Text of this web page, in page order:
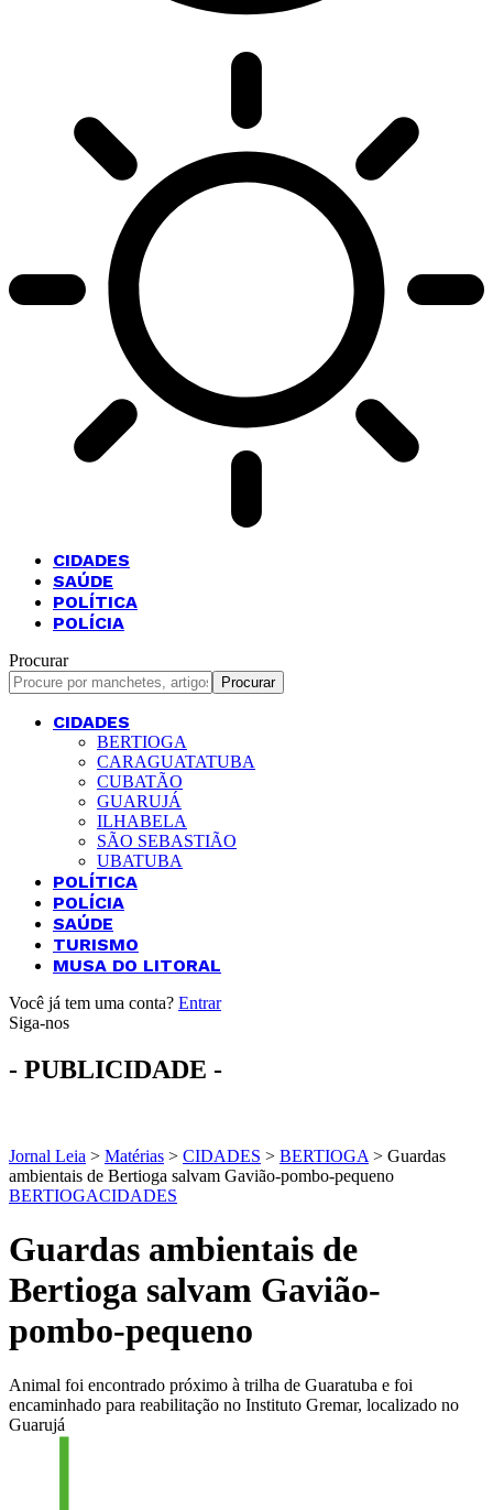
CIDADES
SAÚDE
POLÍTICA
POLÍCIA
Procurar
CIDADES
BERTIOGA
CARAGUATATUBA
CUBATÃO
GUARUJÁ
ILHABELA
SÃO SEBASTIÃO
UBATUBA
POLÍTICA
POLÍCIA
SAÚDE
TURISMO
MUSA DO LITORAL
Você já tem uma conta? Entrar
Siga-nos
- PUBLICIDADE -
Jornal Leia > Matérias > CIDADES > BERTIOGA > Guardas
ambientais de Bertioga salvam Gavião-pombo-pequeno
BERTIOGACIDADES
Guardas ambientais de
Bertioga salvam Gavião-
pombo-pequeno
Animal foi encontrado próximo à trilha de Guaratuba e foi
encaminhado para reabilitação no Instituto Gremar, localizado no
Guarujá